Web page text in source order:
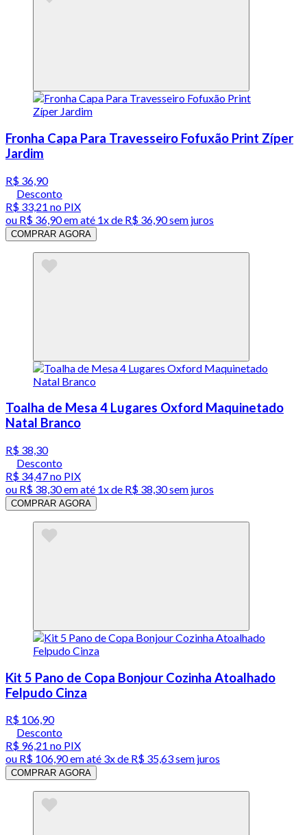
Fronha Capa Para Travesseiro Fofuxão Print Zíper
Jardim
R$ 36,90
Desconto
R$ 33,21 no PIX
ou R$ 36,90em até 1x de R$ 36,90sem juros
COMPRAR AGORA
Toalha de Mesa 4 Lugares Oxford Maquinetado
Natal Branco
R$ 38,30
Desconto
R$ 34,47no PIX
ou R$ 38,30em até 1x de R$ 38,30sem juros
COMPRAR AGORA
Kit 5 Pano de Copa Bonjour Cozinha Atoalhado
Felpudo Cinza
R$ 106,90
Desconto
R$ 96,21 no PIX
ou R$ 106,90em até 3x de R$ 35,63 sem juros
COMPRAR AGORA